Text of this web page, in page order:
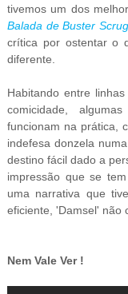
tivemos um dos
Balada de Buster
crítica por ostentar o
diferente.
Habitando entre
comicidade,
funcionam na prática,
indefesa donzela
destino fácil dado a
impressão que se
uma narrativa que
eficiente, 'Damsel' não
Nem Vale Ver !